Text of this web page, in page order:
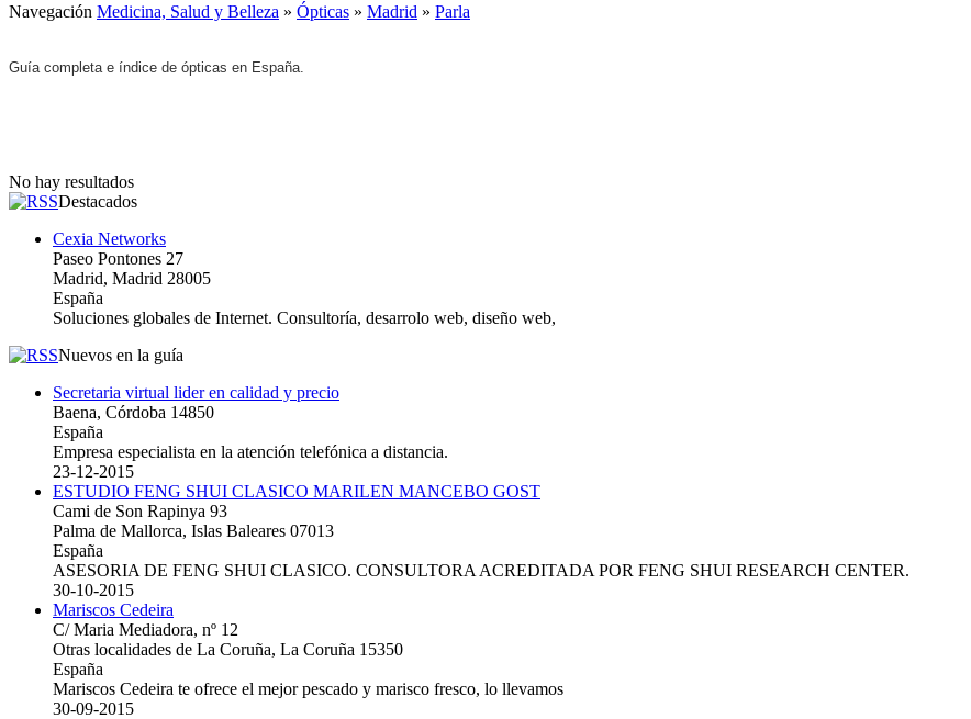
Navegación Medicina, Salud y Belleza » Ópticas » Madrid » Parla
Guía completa e índice de ópticas en España.
No hay resultados
Destacados
Cexia Networks
Paseo Pontones 27
Madrid, Madrid 28005
España
Soluciones globales de Internet. Consultoría, desarrolo web, diseño web,
Nuevos en la guía
Secretaria virtual lider en calidad y precio
Baena, Córdoba 14850
España
Empresa especialista en la atención telefónica a distancia.
23-12-2015
ESTUDIO FENG SHUI CLASICO MARILEN MANCEBO GOST
Cami de Son Rapinya 93
Palma de Mallorca, Islas Baleares 07013
España
ASESORIA DE FENG SHUI CLASICO. CONSULTORA ACREDITADA POR FENG SHUI RESEARCH CENTER.
30-10-2015
Mariscos Cedeira
C/ Maria Mediadora, nº 12
Otras localidades de La Coruña, La Coruña 15350
España
Mariscos Cedeira te ofrece el mejor pescado y marisco fresco, lo llevamos
30-09-2015